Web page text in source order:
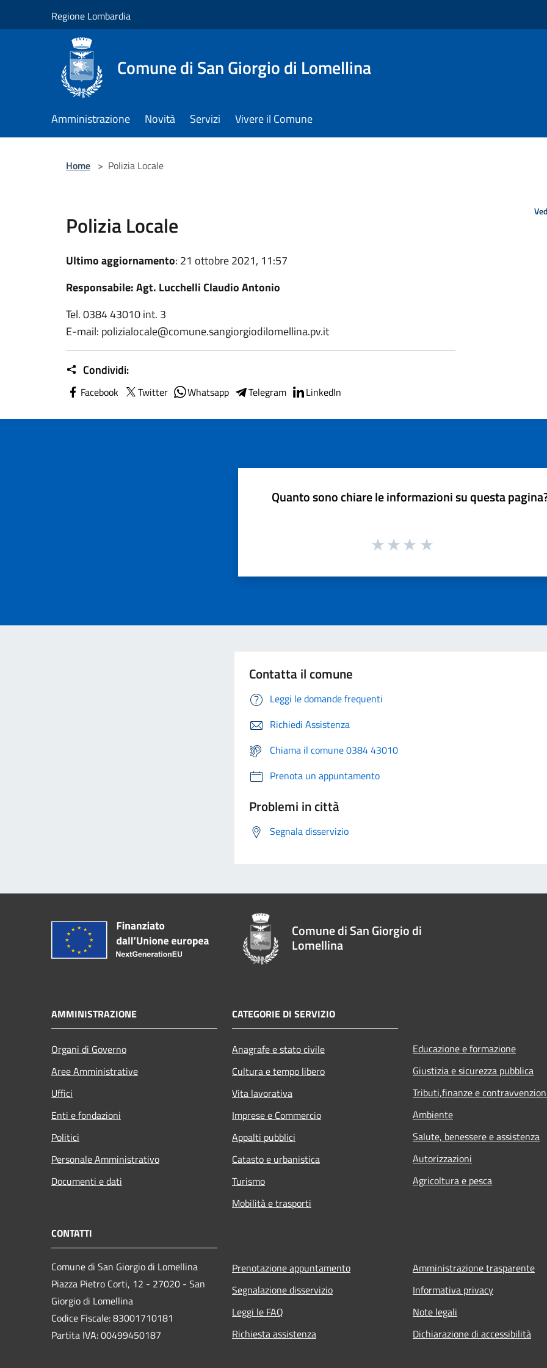
Regione Lombardia
Comune di San Giorgio di Lomellina
Amministrazione Novità Servizi Vivere il Comune
Home > Polizia Locale
Polizia Locale
Ultimo aggiornamento: 21 ottobre 2021, 11:57
Responsabile: Agt. Lucchelli Claudio Antonio
Tel. 0384 43010 int. 3
E-mail: polizialocale@comune.sangiorgiodilomellina.pv.it
Condividi:
Facebook Twitter Whatsapp Telegram LinkedIn
Quanto sono chiare le informazioni su questa
Contatta il comune
Leggi le domande frequenti
Richiedi Assistenza
Chiama il comune 0384 43010
Prenota un appuntamento
Problemi in città
Segnala disservizio
Comune di San Giorgio di
Lomellina
AMMINISTRAZIONE
Organi di Governo
Aree Amministrative
Uffici
Enti e fondazioni
Politici
Personale Amministrativo
Documenti e dati
CATEGORIE DI SERVIZIO
Anagrafe e stato civile
Cultura e tempo libero
Vita lavorativa
Imprese e Commercio
Appalti pubblici
Catasto e urbanistica
Turismo
Mobilità e trasporti
Educazione e formazione
Giustizia e sicurezza pubblica
Tributi,finanze e
Ambiente
Salute, benessere e assistenza
Autorizzazioni
Agricoltura e pesca
CONTATTI
Comune di San Giorgio di Lomellina
Piazza Pietro Corti, 12 - 27020 - San
Giorgio di Lomellina
Codice Fiscale: 83001710181
Partita IVA: 00499450187
Prenotazione appuntamento
Segnalazione disservizio
Leggi le FAQ
Richiesta assistenza
Amministrazione trasparente
Informativa privacy
Note legali
Dichiarazione di accessibilità